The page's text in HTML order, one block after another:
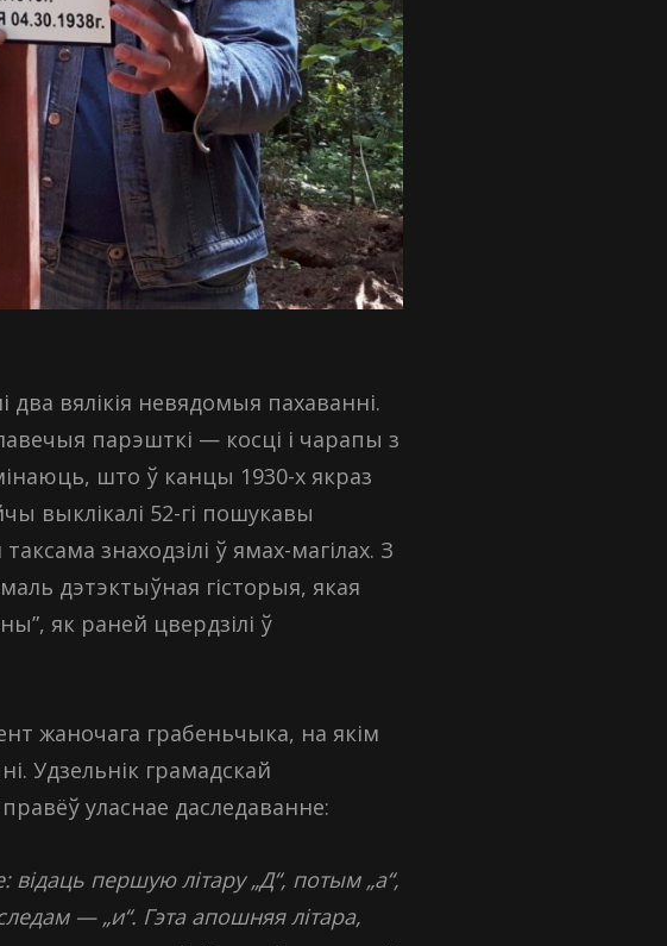
два вялікія невядомыя пахаванні.
парэшткі — косці і чарапы з
што ў канцы 1930-х якраз
выклікалі 52-гі пошукавы
знаходзілі ў ямах-магілах. З
дэтэктыўная гісторыя, якая
як раней цвердзілі ў
жаночага грабеньчыка, на якім
Удзельнік грамадскай
уласнае даследаванне:
першую літару „Д“, потым „а“,
— „и“. Гэта апошняя літара,